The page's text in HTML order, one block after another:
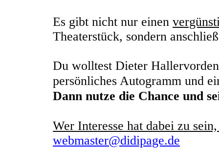
Es gibt nicht nur einen
Theaterstück, sondern
Du wolltest Dieter
persönliches Autogramm und
Dann nutze die Chance und
Wer Interesse hat dabei zu
webmaster@didipage.de